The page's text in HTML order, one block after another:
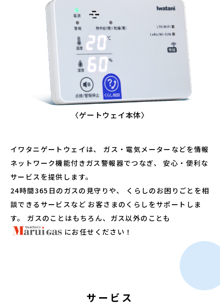
〈ゲートウェイ本体〉
イワタニゲートウェイは、
ガス・電気メーターなどを情報
ネットワーク機能付きガス警報器でつなぎ、
安心・便利な
サービスを提供します。
24時間365日のガスの見守りや、
くらしのお困りごとを相
談できるサービスなど お客さまのくらしをサポートしま
す。
ガスのことはもちろん、ガス以外のことも
にお任せください！
サービス